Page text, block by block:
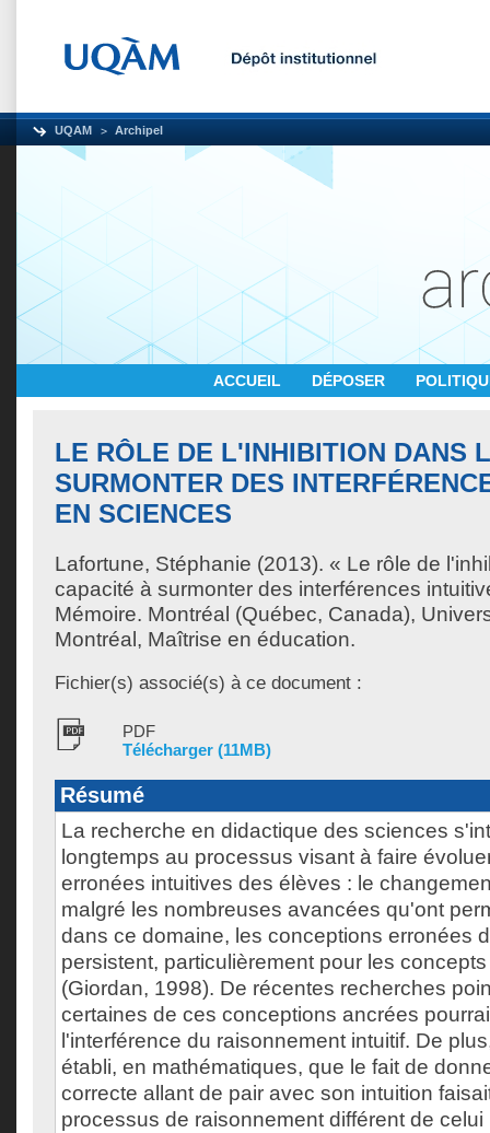
UQAM Archipel
ACCUEIL DÉPOSER
LE RÔLE DE L'INHIBITION DANS
SURMONTER DES
EN SCIENCES
Lafortune, Stéphanie (2013). « Le rôle de
capacité à surmonter des interférences
Mémoire. Montréal (Québec, Canada),
Montréal, Maîtrise en éducation.
Fichier(s) associé(s) à ce document :
PDF
Télécharger (11MB)
Résumé
La recherche en didactique des sciences
longtemps au processus visant à faire
erronées intuitives des élèves : le
malgré les nombreuses avancées qu'ont
dans ce domaine, les conceptions erronées
persistent, particulièrement pour les
(Giordan, 1998). De récentes recherches
certaines de ces conceptions ancrées
l'interférence du raisonnement intuitif. De
établi, en mathématiques, que le fait de
correcte allant de pair avec son intuition
processus de raisonnement différent de